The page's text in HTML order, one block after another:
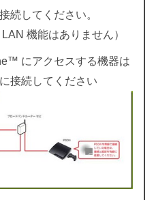
続してください。
機能はありません）
にアクセスする機器は
接続してください